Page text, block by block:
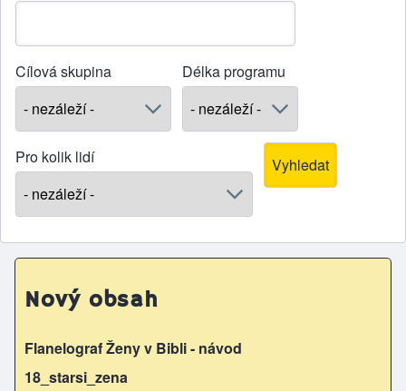
Cílová skupina Délka programu
Pro kolik lidí
Nový obsah
Flanelograf Ženy v Bibli - návod
18_starsi_zena